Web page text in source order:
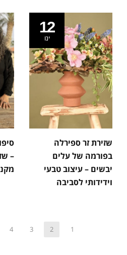
12
ינו
שזירת זר ספירלה
בפורמה של עלים
יבשים – עיצוב טבעי
וידידותי לסביבה
–
1
2
3
4